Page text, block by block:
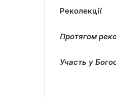
Реколекції
Протягом
Участь у